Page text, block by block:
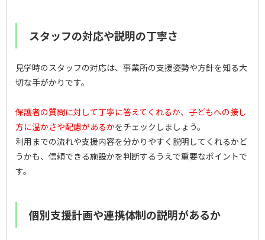
スタッフの対応や説明の丁寧さ
見学時のスタッフの対応は、事業所の支援姿勢や方針を知る大
切な手がかりです。
保護者の質問に対して丁寧に答えてくれるか、子どもへの接し
方に温かさや配慮があるかをチェックしましょう。
利用までの流れや支援内容を分かりやすく説明してくれるかど
うかも、信頼できる施設かを判断するうえで重要なポイントで
す。
個別支援計画や連携体制の説明があるか